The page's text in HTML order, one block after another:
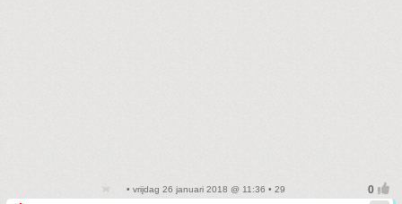
• vrijdag 26 januari 2018 @ 11:36 • 29